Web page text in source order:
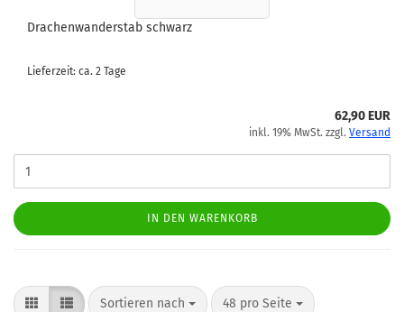
Drachenwanderstab schwarz
Lieferzeit: ca. 2 Tage
62,90 EUR
inkl. 19% MwSt. zzgl. Versand
IN DEN WARENKORB
Sortieren nach
Sortieren nach 48 pro Seite
pro Seite